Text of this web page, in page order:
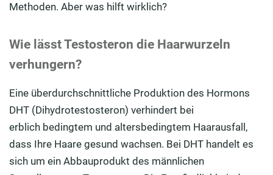
Methoden. Aber was hilft wirklich?
Wie lässt Testosteron die Haarwurzeln
verhungern?
Eine überdurchschnittliche Produktion des Hormons
DHT (Dihydrotestosteron) verhindert bei
erblich bedingtem und altersbedingtem Haarausfall,
dass Ihre Haare gesund wachsen. Bei DHT handelt es
sich um ein Abbauprodukt des männlichen